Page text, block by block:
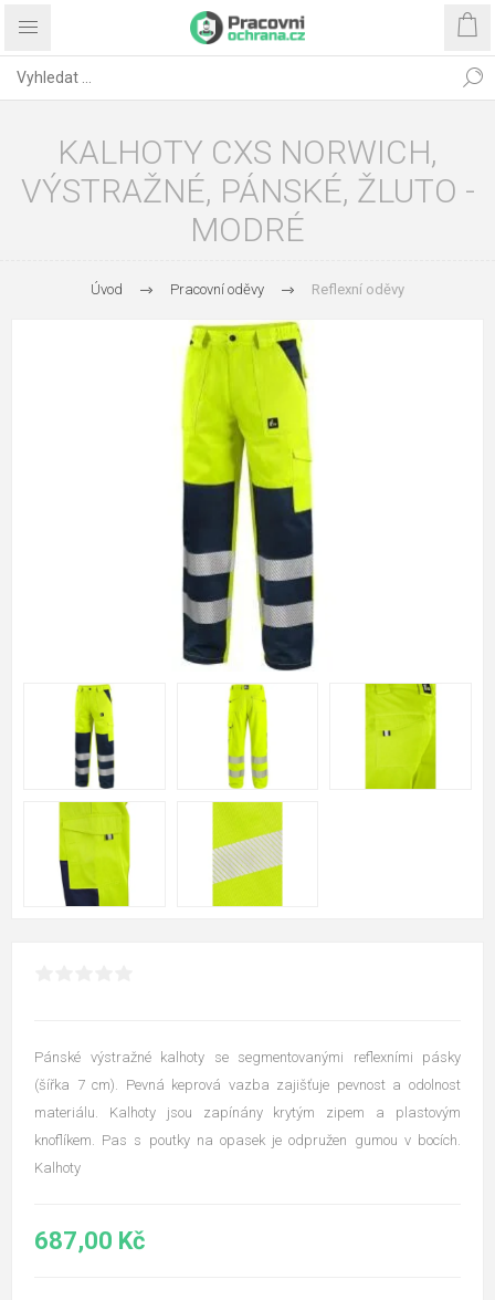
KALHOTY CXS NORWICH,
VÝSTRAŽNÉ, PÁNSKÉ, ŽLUTO -
MODRÉ
Úvod Pracovní oděvy Reflexní oděvy
Pánské výstražné kalhoty se segmentovanými reflexními pásky
(šířka 7 cm). Pevná keprová vazba zajišťuje pevnost a odolnost
materiálu. Kalhoty jsou zapínány krytým zipem a plastovým
knoflíkem. Pas s poutky na opasek je odpružen gumou v bocích.
Kalhoty
687,00 Kč